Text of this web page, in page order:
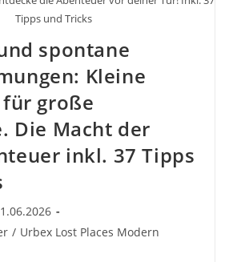
Tipps und Tricks
spontane
Kleine
große
Die Macht der
inkl. 37 Tipps
/ Urbex Lost Places Modern